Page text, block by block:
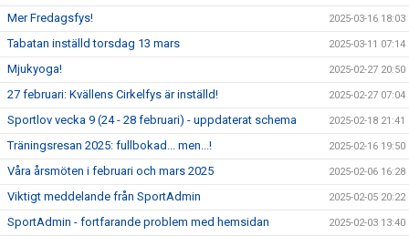
Mer Fredagsfys! 2025-03-16 18:03
Tabatan inställd torsdag 13 mars 2025-03-11 07:14
Mjukyoga! 2025-02-27 20:50
27 februari: Kvällens Cirkelfys är inställd! 2025-02-27 07:04
Sportlov vecka 9 (24 - 28 februari) - uppdaterat schema 2025-02-18 21:41
Träningsresan 2025: fullbokad... men...! 2025-02-16 19:50
Våra årsmöten i februari och mars 2025 2025-02-06 16:28
Viktigt meddelande från SportAdmin 2025-02-05 20:22
SportAdmin - fortfarande problem med hemsidan 2025-02-03 13:40